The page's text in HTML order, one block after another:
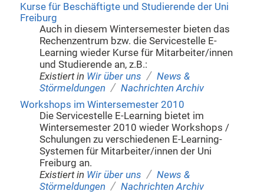
Kurse für Beschäftigte und Studierende der Uni
Freiburg
Auch in diesem Wintersemester bieten das
Rechenzentrum bzw. die Servicestelle E-
Learning wieder Kurse für Mitarbeiter/innen
und Studierende an, z.B.:
Existiert in Wir über uns / News &
Störmeldungen / Nachrichten Archiv
Workshops im Wintersemester 2010
Die Servicestelle E-Learning bietet im
Wintersemester 2010 wieder Workshops /
Schulungen zu verschiedenen E-Learning-
Systemen für Mitarbeiter/innen der Uni
Freiburg an.
Existiert in Wir über uns / News &
Störmeldungen / Nachrichten Archiv